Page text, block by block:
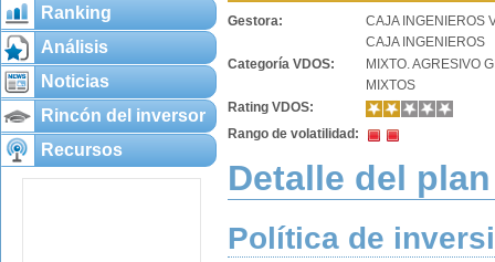
Ranking
Análisis
Noticias
Rincón del inversor
Recursos
Gestora:
CAJA INGENIEROS
CAJA INGENIEROS
Categoría VDOS:
MIXTO. AGRESIVO
MIXTOS
Rating VDOS:
Rango de volatilidad:
Detalle del plan
Política de